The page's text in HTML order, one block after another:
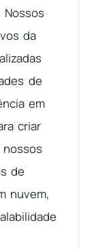
da
de
em
criar
de
nuvem,